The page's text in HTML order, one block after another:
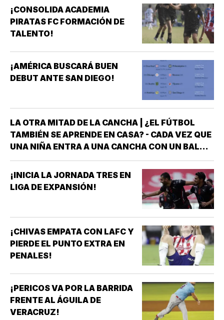
¡CONSOLIDA ACADEMIA
PIRATAS FC FORMACIÓN DE
TALENTO!
¡AMÉRICA BUSCARÁ BUEN
DEBUT ANTE SAN DIEGO!
LA OTRA MITAD DE LA CANCHA | ¿EL FÚTBOL
TAMBIÉN SE APRENDE EN CASA? - CADA VEZ QUE
UNA NIÑA ENTRA A UNA CANCHA CON UN BALÓN
BAJO EL BRAZO, NO LLEGA SOLA *DETRÁS DE
ELLA SIEMPRE HAY ALGUIEN QUE LA LLEVÓ AL
ENTRENAMIENTO, QUE HIZO EL ESFUERZO…
¡INICIA LA JORNADA TRES EN
LIGA DE EXPANSIÓN!
¡CHIVAS EMPATA CON LAFC Y
PIERDE EL PUNTO EXTRA EN
PENALES!
¡PERICOS VA POR LA BARRIDA
FRENTE AL ÁGUILA DE
VERACRUZ!